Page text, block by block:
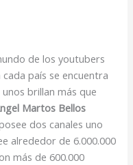
de los youtubers
país se encuentra
brillan más que
Martos Bellos
dos canales uno
alrededor de 6.000.000
más de 600.000